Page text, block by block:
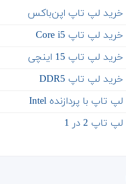
‌ خرید لپ تاپ اپن‌باکس
خرید لپ تاپ Core i5
‌‌ خرید لپ تاپ 15 اینچی
خرید لپ تاپ DDR5
لپ تاپ با پردازنده Intel
لپ تاپ 2 در 1